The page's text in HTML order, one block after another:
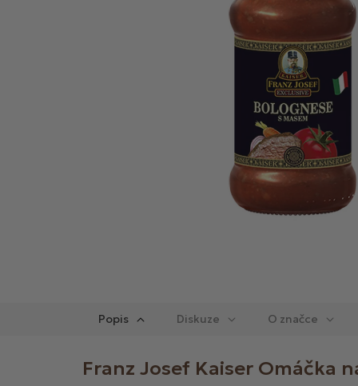
Popis Diskuze
Franz Josef Kaiser Omáčka